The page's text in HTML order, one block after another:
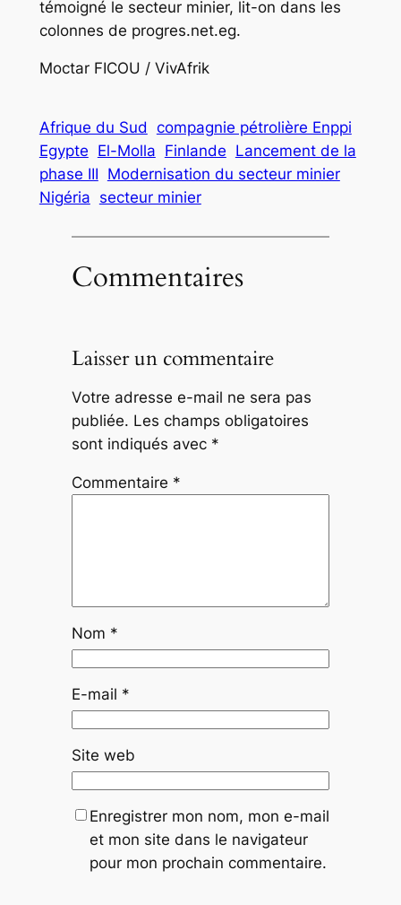
témoigné le secteur minier, lit-on dans les
colonnes de progres.net.eg.
Moctar FICOU / VivAfrik
Afrique du Sud compagnie pétrolière Enppi
Egypte El-Molla Finlande Lancement de la
phase III Modernisation du secteur minier
Nigéria secteur minier
Commentaires
Laisser un commentaire
Votre adresse e-mail ne sera pas
publiée. Les champs obligatoires
sont indiqués avec *
Commentaire *
Nom *
E-mail *
Site web
Enregistrer mon nom, mon e-mail
et mon site dans le navigateur
pour mon prochain commentaire.